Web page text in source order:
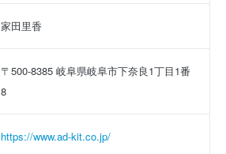
家田里香
〒500-8385 岐阜県岐阜市下奈良1丁目1番
8
https://www.ad-kit.co.jp/